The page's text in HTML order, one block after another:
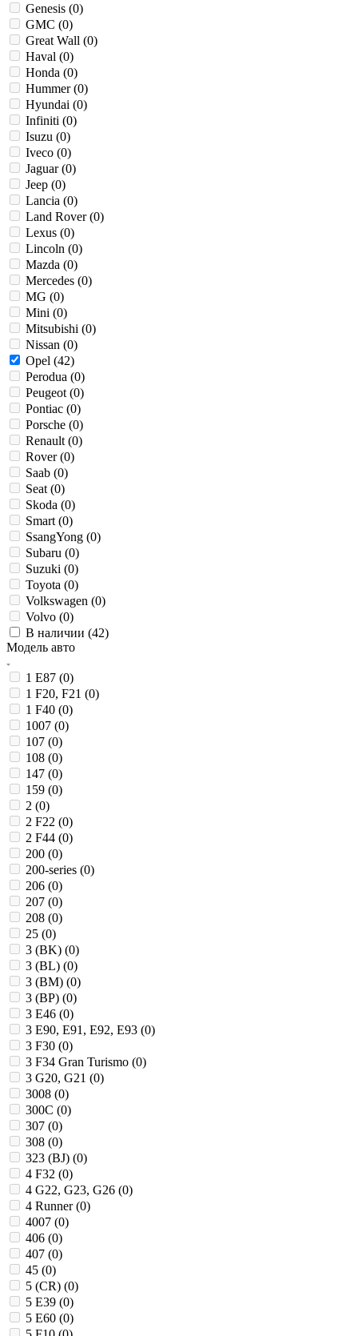
Genesis (0)
GMC (0)
Great Wall (0)
Haval (0)
Honda (0)
Hummer (0)
Hyundai (0)
Infiniti (0)
Isuzu (0)
Iveco (0)
Jaguar (0)
Jeep (0)
Lancia (0)
Land Rover (0)
Lexus (0)
Lincoln (0)
Mazda (0)
Mercedes (0)
MG (0)
Mini (0)
Mitsubishi (0)
Nissan (0)
Opel (42)
Perodua (0)
Peugeot (0)
Pontiac (0)
Porsche (0)
Renault (0)
Rover (0)
Saab (0)
Seat (0)
Skoda (0)
Smart (0)
SsangYong (0)
Subaru (0)
Suzuki (0)
Toyota (0)
Volkswagen (0)
Volvo (0)
В наличии (42)
Модель авто
1 E87 (0)
1 F20, F21 (0)
1 F40 (0)
1007 (0)
107 (0)
108 (0)
147 (0)
159 (0)
2 (0)
2 F22 (0)
2 F44 (0)
200 (0)
200-series (0)
206 (0)
207 (0)
208 (0)
25 (0)
3 (BK) (0)
3 (BL) (0)
3 (BM) (0)
3 (BP) (0)
3 E46 (0)
3 E90, E91, E92, E93 (0)
3 F30 (0)
3 F34 Gran Turismo (0)
3 G20, G21 (0)
3008 (0)
300C (0)
307 (0)
308 (0)
323 (BJ) (0)
4 F32 (0)
4 G22, G23, G26 (0)
4 Runner (0)
4007 (0)
406 (0)
407 (0)
45 (0)
5 (CR) (0)
5 E39 (0)
5 E60 (0)